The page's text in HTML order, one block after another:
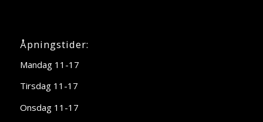
Åpningstider:
Mandag 11-17
Tirsdag 11-17
Onsdag 11-17